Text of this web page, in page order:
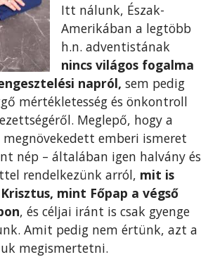
Itt nálunk, Észak-
Amerikában a legtöbb
h.n. adventistának
nincs világos fogalma
napról, sem pedig
mértékletesség és önkontroll
Meglepő, hogy a
megnövekedett emberi ismeret
nép – általában igen halvány és
rendelkezünk arról, mit is
mint Főpap a végső
, és céljai iránt is csak gyenge
Amit pedig nem értünk, azt a
megismertetni.